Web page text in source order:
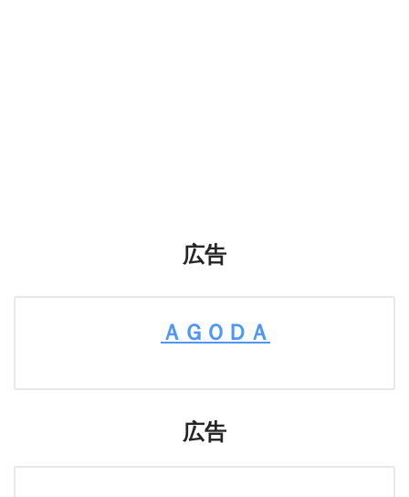
広告
ＡＧＯＤＡ
広告